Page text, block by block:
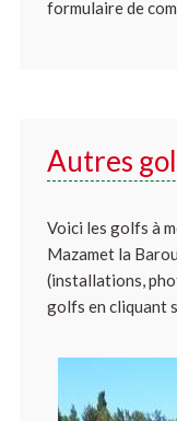
formulaire de
Autres
Voici les golfs à
Mazamet la
(installations,
golfs en cliquant